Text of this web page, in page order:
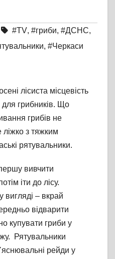
#TV, #гриби, #ДСНС,
, #Черкаси
лісиста місцевість
грибників. Що
грибів не
ліжко з тяжким
рятувальники.
вивчити
іти до лісу.
вигляді – вкрай
відварити
купувати гриби у
Рятувальники
рейди у